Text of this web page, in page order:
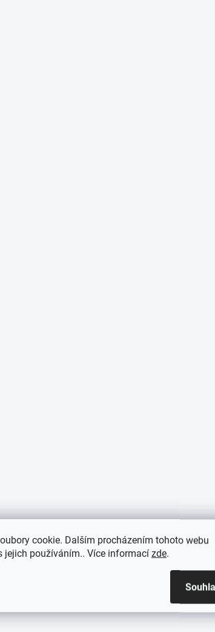
cookie. Dalším procházením tohoto webu
jejich používáním.. Více informací zde.